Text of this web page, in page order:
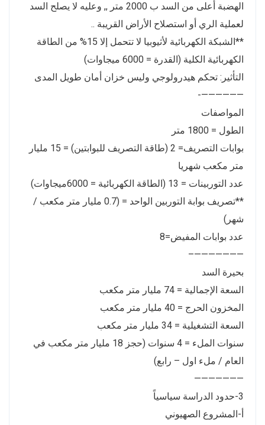
الهضبة أعلى من السد ب 2000 متر ,, وعليه لا يصلح السد
لعملية الري أو استصلاح الأراض القريبة ..
**الشبكة الكهربائية لأثيوبيا لا تتحمل إلا 15% من الطاقة
الكهربائية الكلية (القدرة = 6000 ميجاوات)
التأثير: تحكم هيدرولوجي وليس خزان أمان طويل المدى
——————-
المواصفات
الطول = 1800 متر
بوابات التصريف= 2 (طاقة التصريف للبوابتين) = 15 مليار
متر مكعب شهريا
عدد التوربينات = 13 (الطاقة الكهربائية = 6000ميجاوات)
**تصريف بوابة التوربين الواحد = (0.7 مليار متر مكعب /
شهر)
عدد بوابات المفيض=8
———————–
بحيرة السد
السعة الإجمالية = 74 مليار متر مكعب
المخزون الحرج = 40 مليار متر مكعب
السعة التشغيلية = 34 مليار متر مكعب
سنوات الملء = 4 سنوات (حجز 18 مليار متر مكعب في
العام / ملء اول – رابع)
———————
3-حدود الدراسة سياسياً
أ-المشروع الصهيوني